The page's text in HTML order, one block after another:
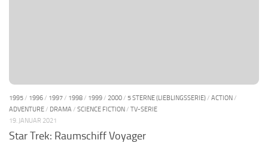
1995/ 1996/ 1997/ 1998/ 1999/ 2000/ 5 STERNE (LIEBLINGSSERIE)/ ACTION/
ADVENTURE/ DRAMA / SCIENCE FICTION/ TV-SERIE
19. JANUAR 2021
Star Trek: Raumschiff Voyager